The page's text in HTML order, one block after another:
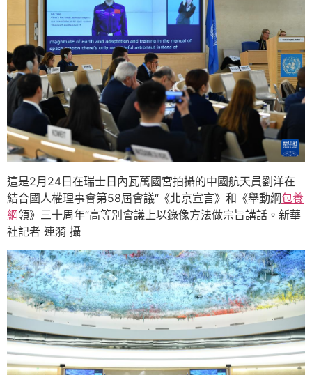
這是2月24日在瑞士日內瓦萬國宮拍攝的中國航天員劉洋在
結合國人權理事會第58屆會議“《北京宣言》和《舉動綱包養
網領》三十周年”高等別會議上以錄像方法做宗旨講話。新華
社記者 連漪 攝